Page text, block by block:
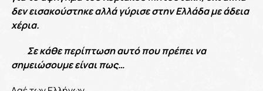
δεν εισακούστηκε αλλά γύρισε στην Ελλάδα με άδεια
χέρια.
Σε κάθε περίπτωση αυτό που πρέπει να
σημειώσουμε είναι πως…